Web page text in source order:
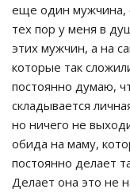
еще один мужчина,
тех пор у меня в
этих мужчин, а на
которые так
постоянно думаю,
складывается
но ничего не
обида на маму,
постоянно делает
Делает она это не